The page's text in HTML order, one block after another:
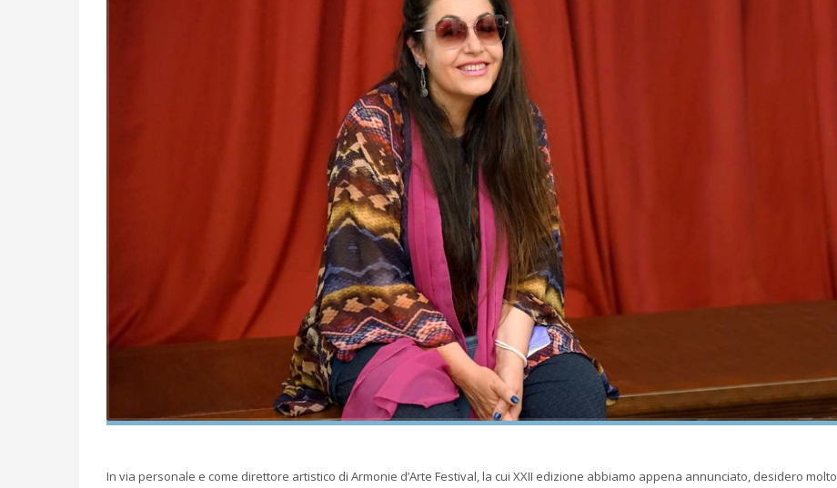
In via personale e come direttore artistico di Armonie d’Arte Festival, la cui XXII edizione abbiamo appena annunciato, desidero molto